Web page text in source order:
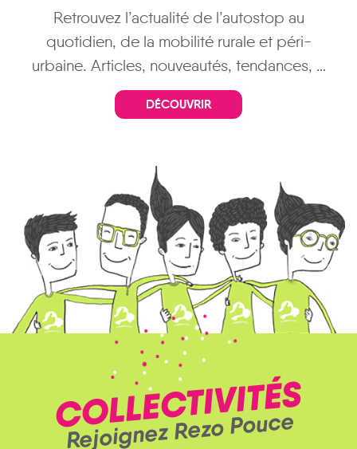
Retrouvez l’actualité de l’autostop au
quotidien, de la mobilité rurale et péri-
urbaine. Articles, nouveautés, tendances, …
DÉCOUVRIR
COLLECTIVITÉS
Rejoignez Rezo Pouce